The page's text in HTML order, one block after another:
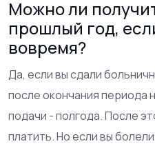
Можно ли
прошлый год,
вовремя?
Да, если вы сдали
после окончания периода
подачи - полгода. После
платить. Но если вы